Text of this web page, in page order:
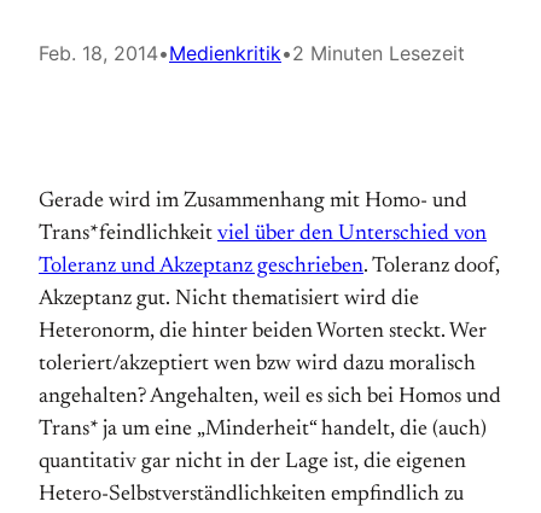
Feb. 18, 2014•Medienkritik•2 Minuten Lesezeit
Gerade wird im Zusammenhang mit Homo- und
Trans*feindlichkeit viel über den Unterschied von
Toleranz und Akzeptanz geschrieben. Toleranz doof,
Akzeptanz gut. Nicht thematisiert wird die
Heteronorm, die hinter beiden Worten steckt. Wer
toleriert/akzeptiert wen bzw wird dazu moralisch
angehalten? Angehalten, weil es sich bei Homos und
Trans* ja um eine „Minderheit“ handelt, die (auch)
quantitativ gar nicht in der Lage ist, die eigenen
Hetero-Selbstverständlichkeiten empfindlich zu